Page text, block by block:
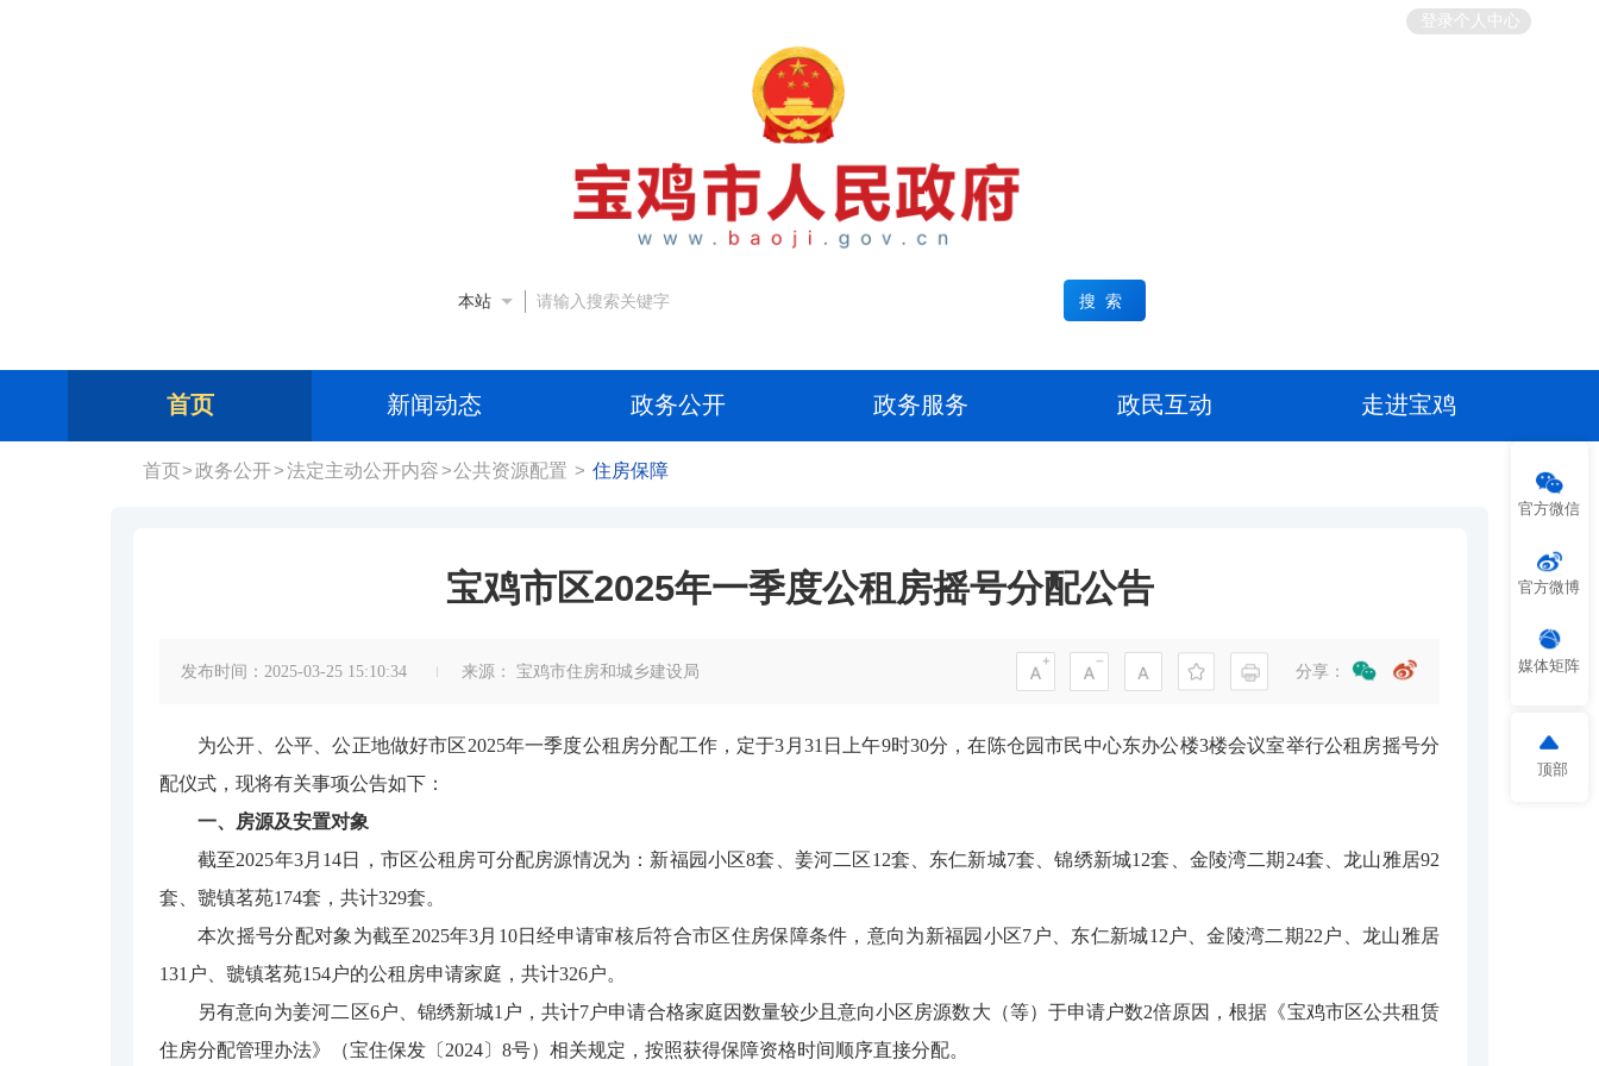
登录个人中心
本站 搜索
首页 新闻动态 政务公开 政务服务 政民互动 走进宝鸡
官方微信
官方微博
媒体矩阵
顶部
首页>政务公开>法定主动公开内容>公共资源配置 > 住房保障
宝鸡市区2025年一季度公租房摇号分配公告
发布时间：2025-03-25 15:10:34 来源： 宝鸡市住房和城乡建设局 分享：
为公开、公平、公正地做好市区2025年一季度公租房分配工作，定于3月31日上午9时30分，在陈仓园市民中心东办公楼3楼会议室举行公租房摇号分
配仪式，现将有关事项公告如下：
一、房源及安置对象
截至2025年3月14日，市区公租房可分配房源情况为：新福园小区8套、姜河二区12套、东仁新城7套、锦绣新城12套、金陵湾二期24套、龙山雅居92
套、虢镇茗苑174套，共计329套。
本次摇号分配对象为截至2025年3月10日经申请审核后符合市区住房保障条件，意向为新福园小区7户、东仁新城12户、金陵湾二期22户、龙山雅居
131户、虢镇茗苑154户的公租房申请家庭，共计326户。
另有意向为姜河二区6户、锦绣新城1户，共计7户申请合格家庭因数量较少且意向小区房源数大（等）于申请户数2倍原因，根据《宝鸡市区公共租赁
住房分配管理办法》（宝住保发〔2024〕8号）相关规定，按照获得保障资格时间顺序直接分配。